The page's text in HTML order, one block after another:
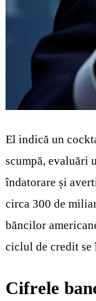
El indică un
scumpă, evaluări
îndatorare și
circa 300 de
băncilor
ciclul de credit se
Cifrele